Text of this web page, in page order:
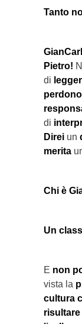
Tanto
Pietro!
di
perdono
di
Direi un
merita
Chi è
Un
E non
vista la
cultura
risultare